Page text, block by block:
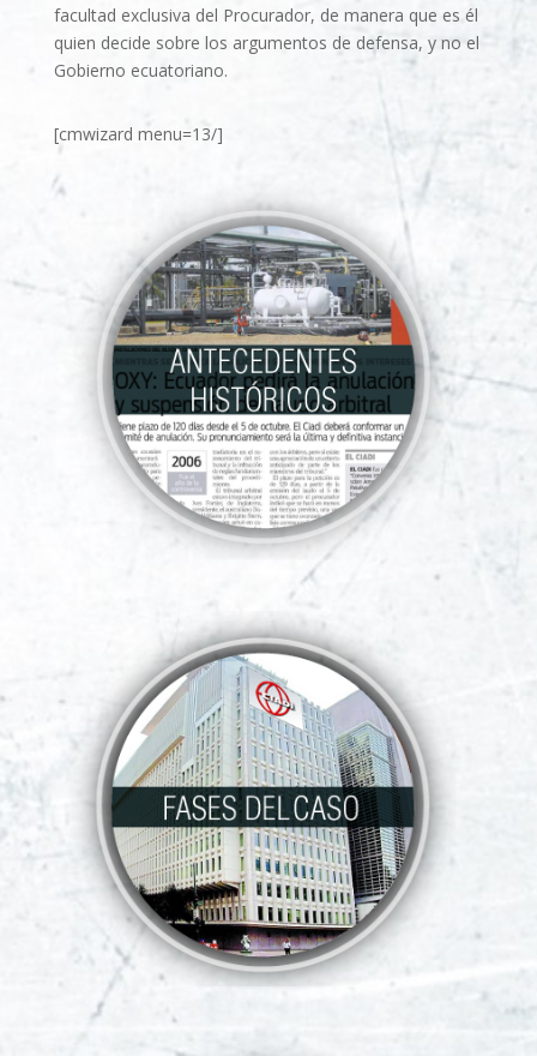
facultad exclusiva del Procurador, de manera que es él
quien decide sobre los argumentos de defensa, y no el
Gobierno ecuatoriano.
[cmwizard menu=13/]